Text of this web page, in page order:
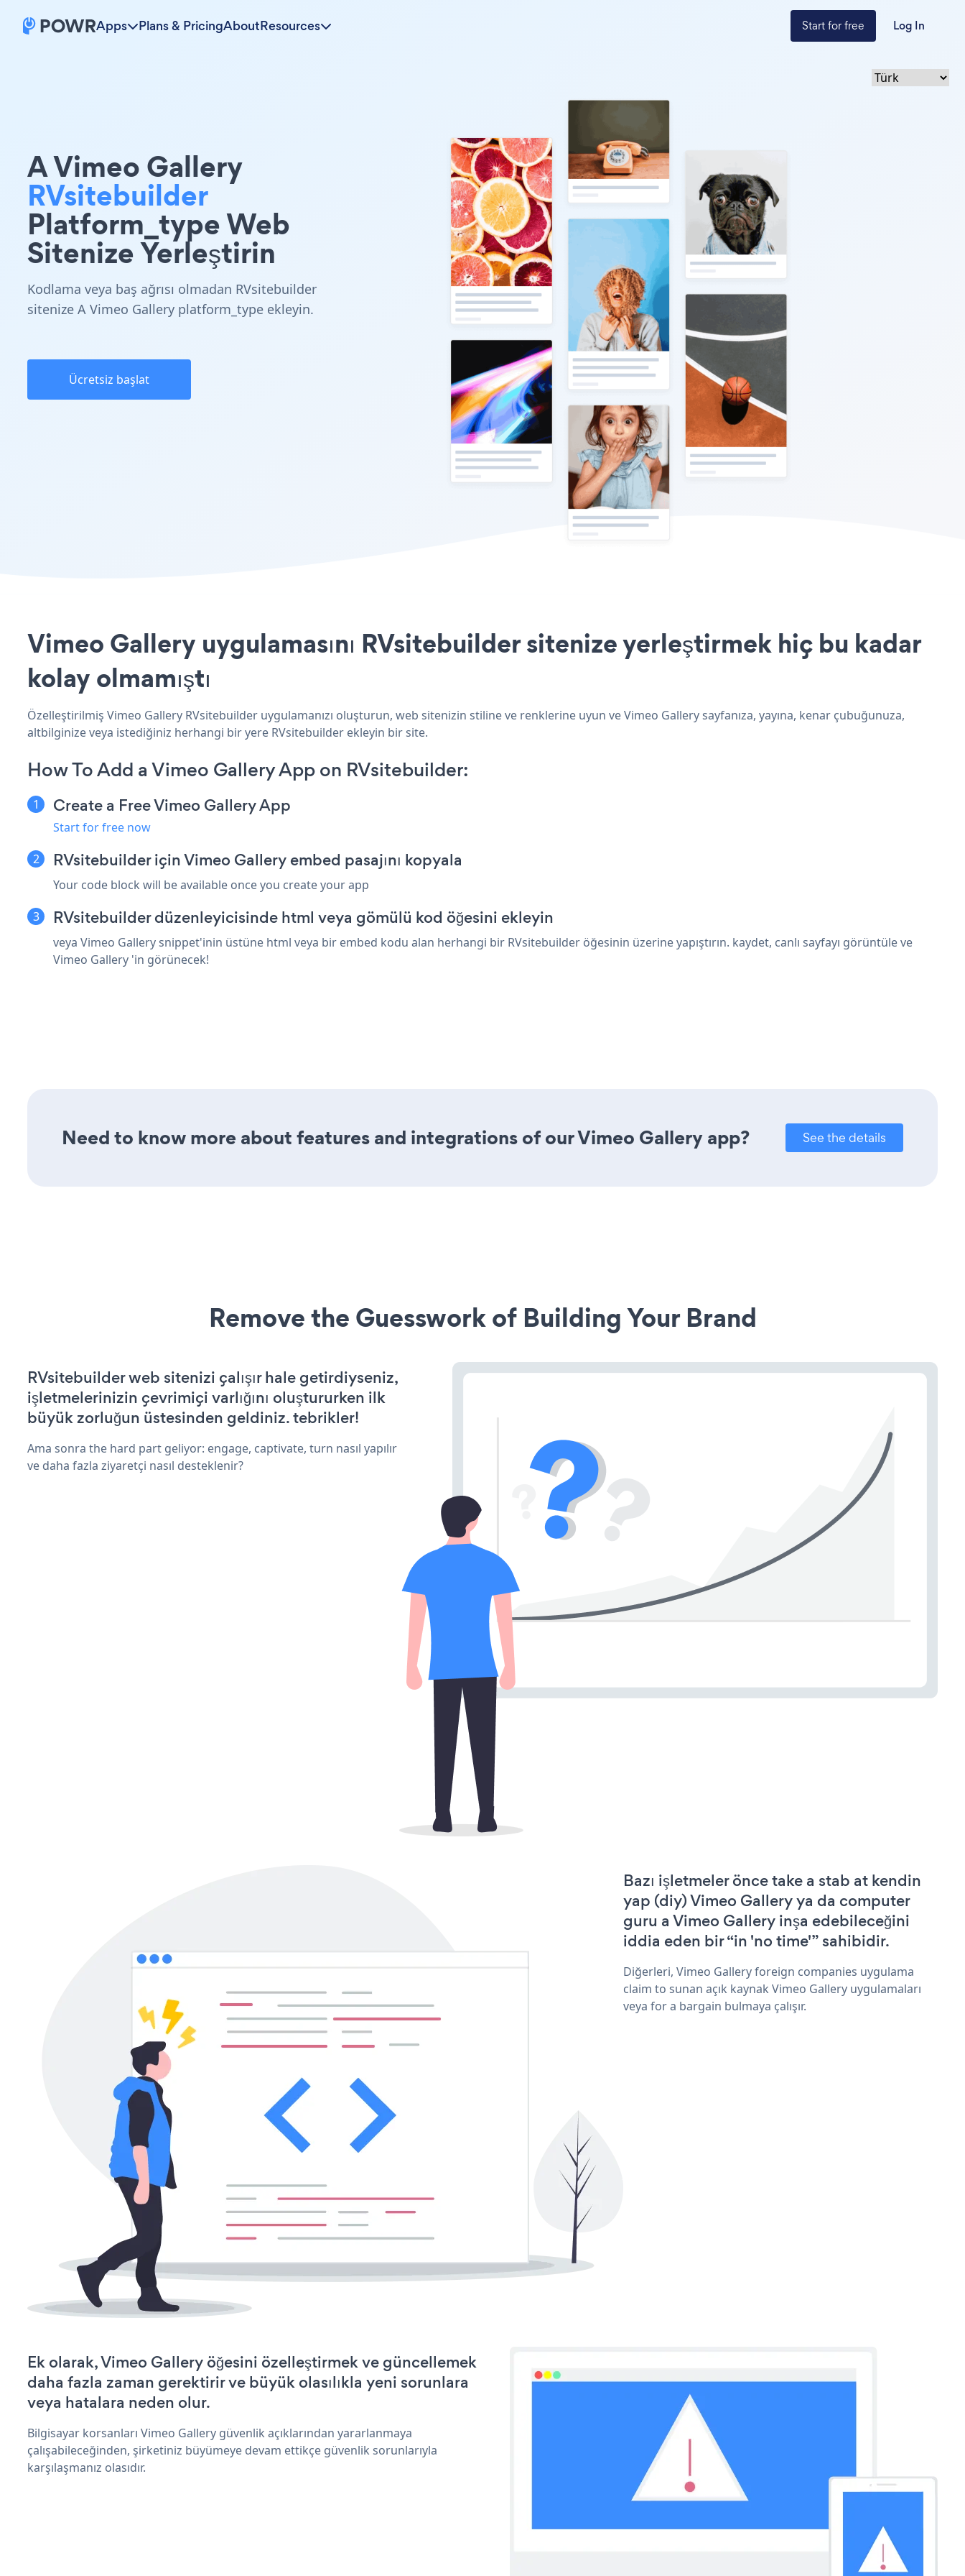
Apps Plans & PricingAboutResources Start for free Log In
A Vimeo Gallery
RVsitebuilder
Platform_type Web
Sitenize Yerleştirin
Kodlama veya baş ağrısı olmadan RVsitebuilder
sitenize A Vimeo Gallery platform_type ekleyin.
Ücretsiz başlat
Vimeo Gallery uygulamasını RVsitebuilder sitenize yerleştirmek hiç bu kadar
kolay olmamıştı
Özelleştirilmiş Vimeo Gallery RVsitebuilder uygulamanızı oluşturun, web sitenizin stiline ve renklerine uyun ve Vimeo Gallery sayfanıza, yayına, kenar çubuğunuza,
altbilginize veya istediğiniz herhangi bir yere RVsitebuilder ekleyin bir site.
How To Add a Vimeo Gallery App on RVsitebuilder:
Create a Free Vimeo Gallery App
Start for free now
RVsitebuilder için Vimeo Gallery embed pasajını kopyala
Your code block will be available once you create your app
RVsitebuilder düzenleyicisinde html veya gömülü kod öğesini ekleyin
veya Vimeo Gallery snippet'inin üstüne html veya bir embed kodu alan herhangi bir RVsitebuilder öğesinin üzerine yapıştırın. kaydet, canlı sayfayı görüntüle ve
Vimeo Gallery 'in görünecek!
Need to know more about features and integrations of our Vimeo Gallery app? See the details
Remove the Guesswork of Building Your Brand
RVsitebuilder web sitenizi çalışır hale getirdiyseniz,
işletmelerinizin çevrimiçi varlığını oluştururken ilk
büyük zorluğun üstesinden geldiniz. tebrikler!
Ama sonra the hard part geliyor: engage, captivate, turn nasıl yapılır
ve daha fazla ziyaretçi nasıl desteklenir?
Bazı işletmeler önce take a stab at kendin
yap (diy) Vimeo Gallery ya da computer
guru a Vimeo Gallery inşa edebileceğini
iddia eden bir “in 'no time'” sahibidir.
Diğerleri, Vimeo Gallery foreign companies uygulama
claim to sunan açık kaynak Vimeo Gallery uygulamaları
veya for a bargain bulmaya çalışır.
Ek olarak, Vimeo Gallery öğesini özelleştirmek ve güncellemek
daha fazla zaman gerektirir ve büyük olasılıkla yeni sorunlara
veya hatalara neden olur.
Bilgisayar korsanları Vimeo Gallery güvenlik açıklarından yararlanmaya
çalışabileceğinden, şirketiniz büyümeye devam ettikçe güvenlik sorunlarıyla
karşılaşmanız olasıdır.